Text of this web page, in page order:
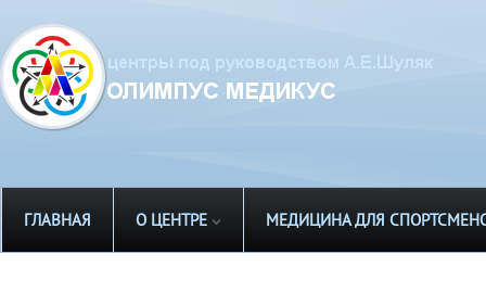
ГЛАВНАЯ О ЦЕНТРЕ МЕДИЦИНА ДЛЯ